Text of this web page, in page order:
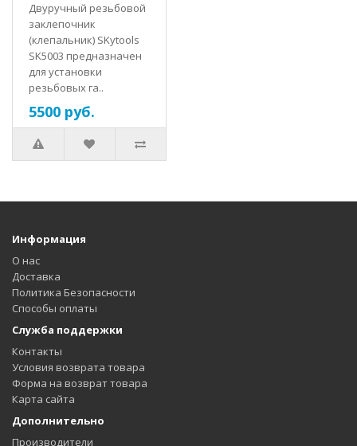
Двуручный резьбовой
заклепочник
(клепальник) SKytools
SK5003 предназначен
для установки
резьбовых га..
5500 руб.
Информация
О нас
Доставка
Политика Безопасности
Способы оплаты
Служба поддержки
Контакты
Условия возврата товара
Форма на возврат товара
Карта сайта
Дополнительно
Производители